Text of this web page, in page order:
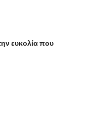
ευκολία που